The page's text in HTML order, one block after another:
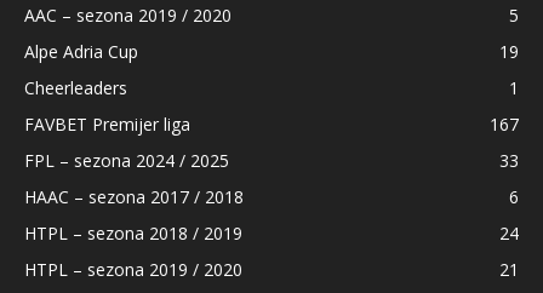
AAC – sezona 2019 / 2020
5
Alpe Adria Cup
19
Cheerleaders
1
FAVBET Premijer liga
167
FPL – sezona 2024 / 2025
33
HAAC – sezona 2017 / 2018
6
HTPL – sezona 2018 / 2019
24
HTPL – sezona 2019 / 2020
21